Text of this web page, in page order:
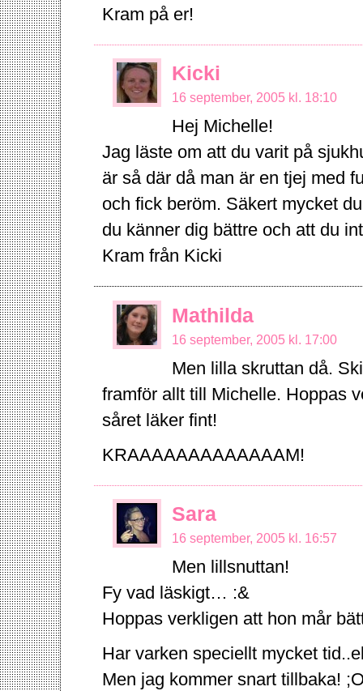
Kram på er!
Kicki
16 september, 2005 kl. 18:10
Hej Michelle!
Jag läste om att du varit på
är så där då man är en tjej med
och fick beröm. Säkert mycket
du känner dig bättre och att du
Kram från Kicki
Mathilda
16 september, 2005 kl. 17:00
Men lilla skruttan då.
framför allt till Michelle. Hoppas
såret läker fint!
KRAAAAAAAAAAAAAM!
Sara
16 september, 2005 kl. 16:57
Men lillsnuttan!
Fy vad läskigt… :&
Hoppas verkligen att hon mår
Har varken speciellt mycket
Men jag kommer snart tillbaka!